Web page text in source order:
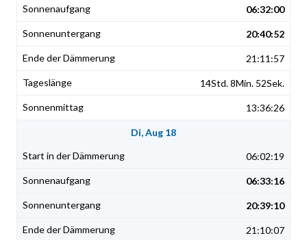
06:32:00
20:40:52
21:11:57
14Std. 8Min. 52Sek.
13:36:26
Di, Aug 18
06:02:19
06:33:16
20:39:10
21:10:07